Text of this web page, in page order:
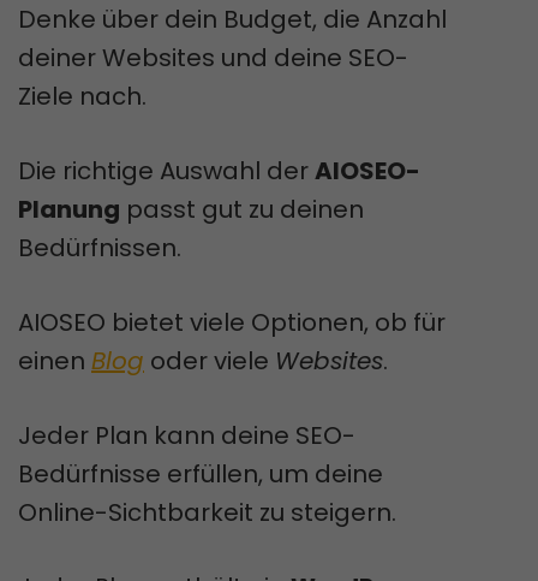
Denke über dein Budget, die Anzahl
deiner Websites und deine SEO-
Ziele nach.
Die richtige Auswahl derAIOSEO-
Planung passt gut zu deinen
Bedürfnissen.
AIOSEO bietet viele Optionen, ob für
einen Blog oder viele Websites.
Jeder Plan kann deine SEO-
Bedürfnisse erfüllen, um deine
Online-Sichtbarkeit zu steigern.